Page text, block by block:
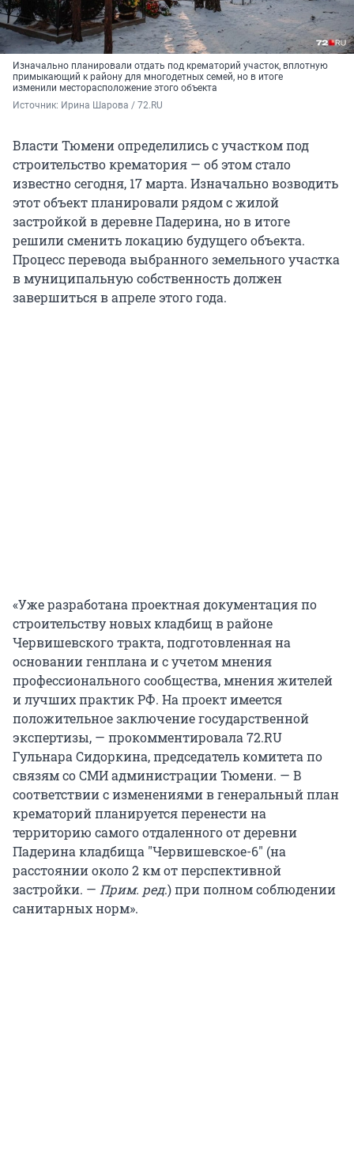
Изначально планировали отдать под крематорий участок, вплотную
примыкающий к району для многодетных семей, но в итоге
изменили месторасположение этого объекта
Источник: Ирина Шарова / 72.RU
Власти Тюмени определились с участком под
строительство крематория — об этом стало
известно сегодня, 17 марта. Изначально возводить
этот объект планировали рядом с жилой
застройкой в деревне Падерина, но в итоге
решили сменить локацию будущего объекта.
Процесс перевода выбранного земельного участка
в муниципальную собственность должен
завершиться в апреле этого года.
«Уже разработана проектная документация по
строительству новых кладбищ в районе
Червишевского тракта, подготовленная на
основании генплана и с учетом мнения
профессионального сообщества, мнения жителей
и лучших практик РФ. На проект имеется
положительное заключение государственной
экспертизы, — прокомментировала 72.RU
Гульнара Сидоркина, председатель комитета по
связям со СМИ администрации Тюмени. — В
соответствии с изменениями в генеральный план
крематорий планируется перенести на
территорию самого отдаленного от деревни
Падерина кладбища "Червишевское-6" (на
расстоянии около 2 км от перспективной
застройки. — Прим. ред.) при полном соблюдении
санитарных норм».